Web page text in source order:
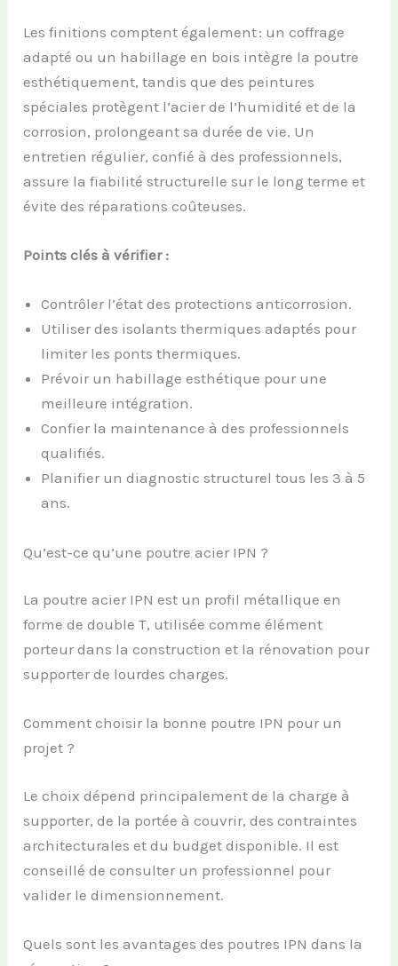
Les finitions comptent également : un coffrage
adapté ou un habillage en bois intègre la poutre
esthétiquement, tandis que des peintures
spéciales protègent l’acier de l’humidité et de la
corrosion, prolongeant sa durée de vie. Un
entretien régulier, confié à des professionnels,
assure la fiabilité structurelle sur le long terme et
évite des réparations coûteuses.
Points clés à vérifier :
Contrôler l’état des protections anticorrosion.
Utiliser des isolants thermiques adaptés pour
limiter les ponts thermiques.
Prévoir un habillage esthétique pour une
meilleure intégration.
Confier la maintenance à des professionnels
qualifiés.
Planifier un diagnostic structurel tous les 3 à 5
ans.
Qu’est-ce qu’une poutre acier IPN ?
La poutre acier IPN est un profil métallique en
forme de double T, utilisée comme élément
porteur dans la construction et la rénovation pour
supporter de lourdes charges.
Comment choisir la bonne poutre IPN pour un
projet ?
Le choix dépend principalement de la charge à
supporter, de la portée à couvrir, des contraintes
architecturales et du budget disponible. Il est
conseillé de consulter un professionnel pour
valider le dimensionnement.
Quels sont les avantages des poutres IPN dans la